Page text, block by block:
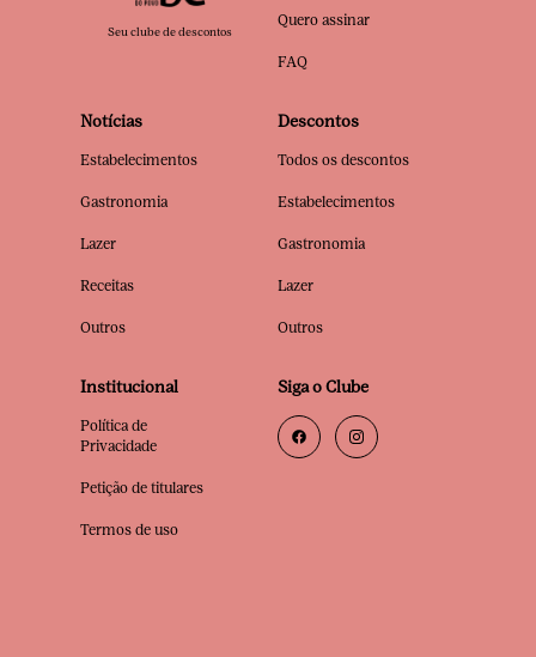
Seu clube de descontos
Quero assinar
FAQ
Notícias
Estabelecimentos
Gastronomia
Lazer
Receitas
Outros
Descontos
Todos os descontos
Estabelecimentos
Gastronomia
Lazer
Outros
Institucional
Política de
Privacidade
Petição de titulares
Termos de uso
Siga o Clube